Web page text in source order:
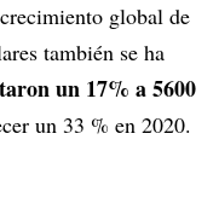
global de
también se ha
un 17% a 5600
un 33 % en 2020.